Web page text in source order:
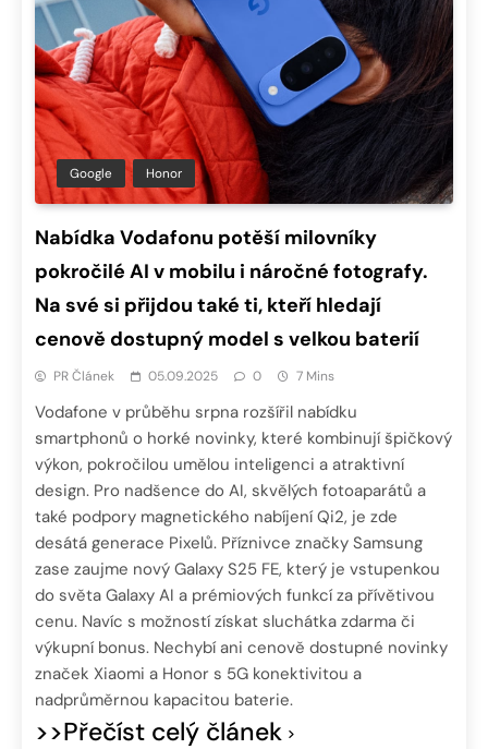
Google Honor
Nabídka Vodafonu potěší milovníky
pokročilé AI v mobilu i náročné fotografy.
Na své si přijdou také ti, kteří hledají
cenově dostupný model s velkou baterií
PR Článek 05.09.2025 0 7 Mins
Vodafone v průběhu srpna rozšířil nabídku
smartphonů o horké novinky, které kombinují špičkový
výkon, pokročilou umělou inteligenci a atraktivní
design. Pro nadšence do AI, skvělých fotoaparátů a
také podpory magnetického nabíjení Qi2, je zde
desátá generace Pixelů. Příznivce značky Samsung
zase zaujme nový Galaxy S25 FE, který je vstupenkou
do světa Galaxy AI a prémiových funkcí za přívětivou
cenu. Navíc s možností získat sluchátka zdarma či
výkupní bonus. Nechybí ani cenově dostupné novinky
značek Xiaomi a Honor s 5G konektivitou a
nadprůměrnou kapacitou baterie.
>>Přečíst celý článek